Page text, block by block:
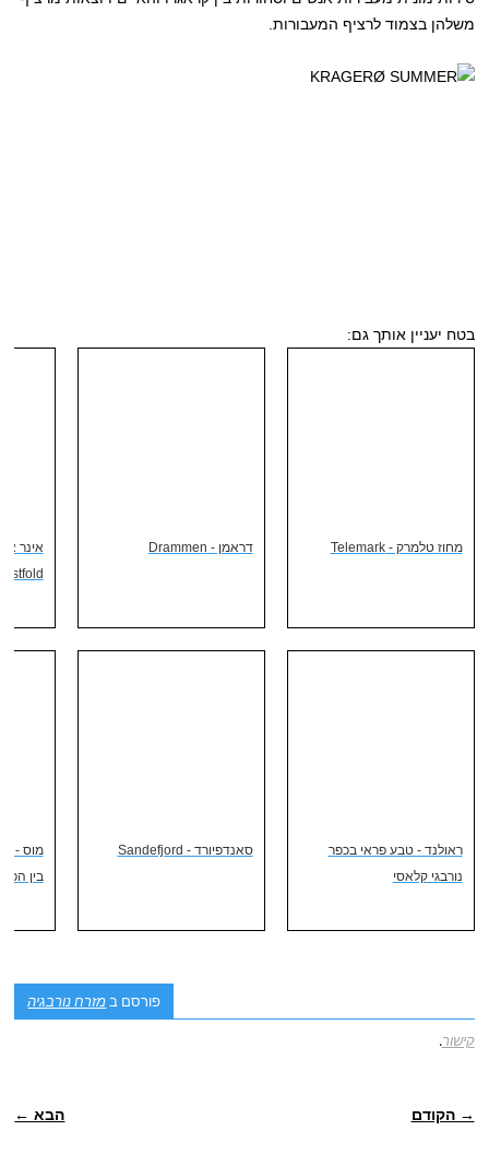
משלהן בצמוד לרציף המעבורות.
בטח יעניין אותך גם:
מחוז טלמרק - Telemark
דראמן - Drammen
Østfold
ראולנד - טבע פראי בכפר
נורבגי קלאסי
סאנדפיורד - Sandefjord
בין
פורסם במזרח נורבגיה
קישור.
→ הקודם הבא ←